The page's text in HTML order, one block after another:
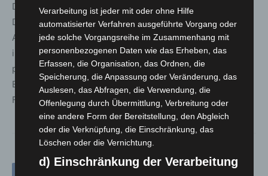
Die neue Talk-Reihe greift zentrale gesellschaftliche
Debatten auf und ergänzt das Mitmach- und
Ausstellungsangebot der IdeenExpo um einen
inhaltlichen Diskurs zur Zukunftsgestaltung. Damit
positioniert sich die Veranstaltung nicht nur als
Erlebnisort für Technik und Innovation, sondern auch als
Forum für gesellschaftlichen Austausch.
Verarbeitung ist jeder mit oder ohne Hilfe
automatisierter Verfahren ausgeführte Vorgang oder
jede solche Vorgangsreihe im Zusammenhang mit
personenbezogenen Daten wie das Erheben, das
Erfassen, die Organisation, das Ordnen, die
Speicherung, die Anpassung oder Veränderung, das
Auslesen, das Abfragen, die Verwendung, die
Offenlegung durch Übermittlung, Verbreitung oder
eine andere Form der Bereitstellung, den Abgleich
oder die Verknüpfung, die Einschränkung, das
Löschen oder die Vernichtung.
d) Einschränkung der Verarbeitung